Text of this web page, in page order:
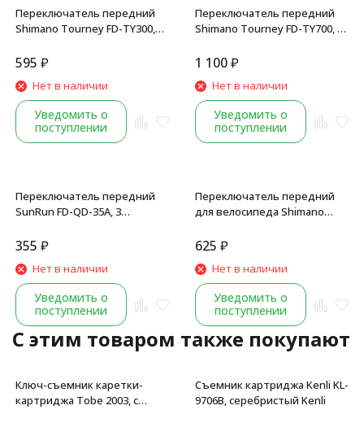
Переключатель передний
Shimano Tourney FD-TY300,
без упаковки
595 ₽
Нет в наличии
Уведомить о
поступлении
Переключатель передний
Shimano Tourney FD-TY700, 3
угол 63-66°, 42T,
1 100₽
Нет в наличии
Уведомить о
поступлении
Переключатель передний
SunRun FD-QD-35A, 3
верхняя тяга
355 ₽
Нет в наличии
Уведомить о
поступлении
Переключатель передний
для велосипеда Shimano
мм, 48T, верхняя тяга,
625 ₽
Нет в наличии
Уведомить о
поступлении
C этим товаром также покупают
Ключ-съемник каретки-
картриджа Tobe 2003, с
Съемник картриджа Kenli KL-
9706B, серебристый Kenli